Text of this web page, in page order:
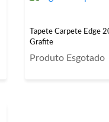
Tapete Carpete Edge
Grafite
Produto Esgotado